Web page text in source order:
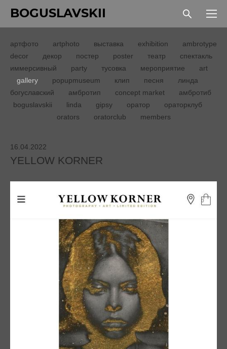
BOGUSLAVSKII
артфото artphoto выставка exhibition
ambrotype
decor
декор постер poster театр
спектакль
иммерсивный
party тусовка мероприятие
art
gallery
popupmuseum клип песня
линда
богуславский
амбротип concept market
амбротиб
boguslavskii
linda gipsy оратор
ораторклуб
orators
oratorclub members
16.04.2022
YELLOW KORNER